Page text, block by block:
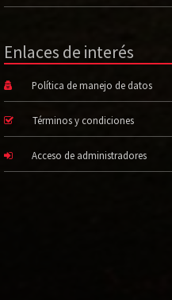
Enlaces de interés
Política de manejo de datos
Términos y condiciones
Acceso de administradores